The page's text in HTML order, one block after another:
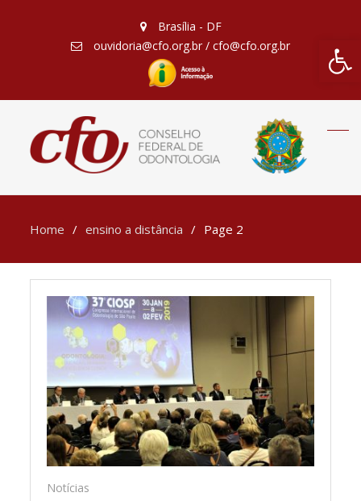
Barra
Brasília - DF
ouvidoria@cfo.org.br / cfo@cfo.org.br
Home ensino a distância Page 2
Notícias